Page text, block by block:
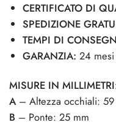
CERTIFICATO DI
SPEDIZIONE
TEMPI DI
GARANZIA: 24 mesi
MISURE IN
A– Altezza occhiali: 59
B – Ponte: 25 mm